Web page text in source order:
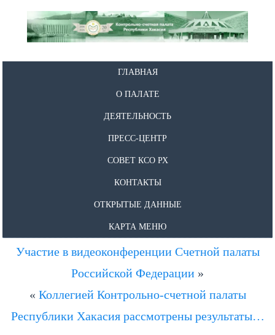
ГЛАВНАЯ
О ПАЛАТЕ
ДЕЯТЕЛЬНОСТЬ
ПРЕСС-ЦЕНТР
СОВЕТ КСО РХ
КОНТАКТЫ
ОТКРЫТЫЕ ДАННЫЕ
КАРТА МЕНЮ
Участие в видеоконференции Счетной палаты
Российской Федерации »
« Коллегией Контрольно-счетной палаты
Республики Хакасия рассмотрены результаты…